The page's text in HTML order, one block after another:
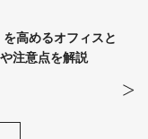
オフィス